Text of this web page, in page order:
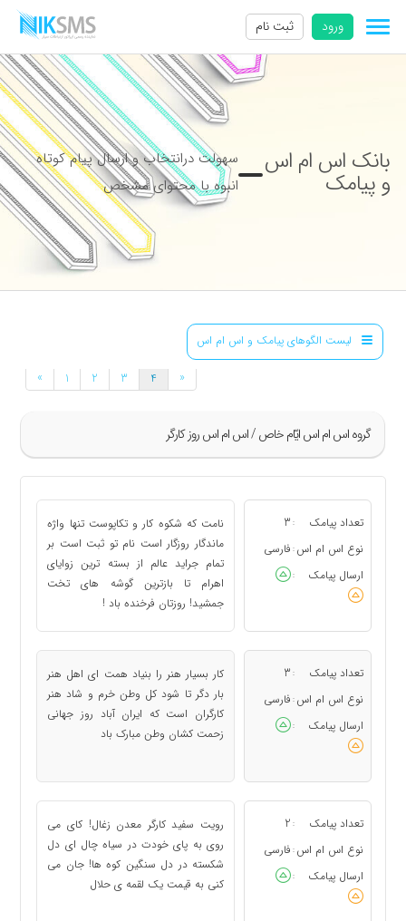
ورود ثبت نام
بانک اس ام اس
و پیامک
سهولت درانتخاب و ارسال پیام کوتاه
انبوه با محتوای مشخص
لیست الگوهای پیامک و اس ام اس
گروه اس ام اس ايّام خاص / اس ام اس روز کارگر
» 1 2 3 4 «
تعداد پیامک :
3
نوع اس ام اس : فارسی
ارسال پیامک
:
نامت که شکوه کار و تکاپوست تنها واژه
ماندگار روزگار است نام تو ثبت است بر
تمام جراید عالم از بسته ترین زوایای
اهرام تا بازترین گوشه های تخت
جمشید! روزتان فرخنده باد !
تعداد پیامک :
3
نوع اس ام اس : فارسی
ارسال پیامک
:
کار بسیار هنر را بنیاد همت ای اهل هنر
بار دگر تا شود کل وطن خرم و شاد هنر
کارگران است که ایران آباد روز جهانی
زحمت کشان وطن مبارک باد
تعداد پیامک :
2
نوع اس ام اس : فارسی
ارسال پیامک
:
رویت سفید کارگر معدن زغال! کای می
روی به پای خودت در سیاه چال ای دل
شکسته در دل سنگین کوه ها! جان می
کنی به قیمت یک لقمه ی حلال